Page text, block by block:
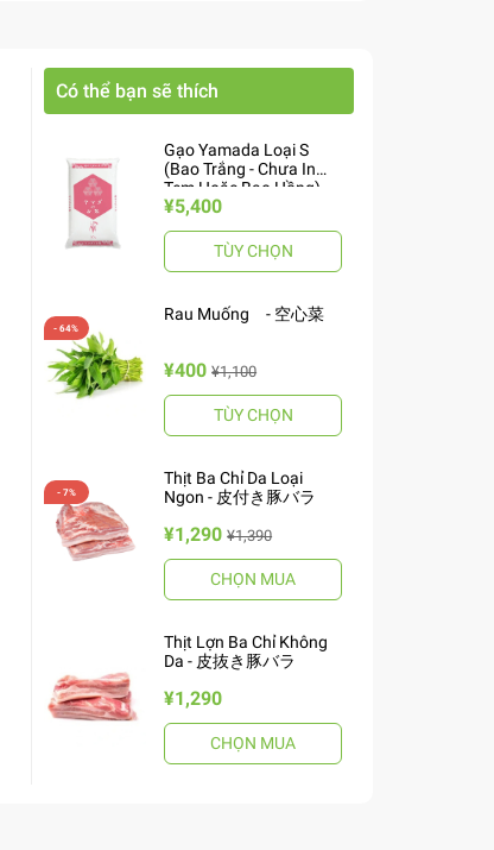
Có thể bạn sẽ thích
Gạo Yamada Loại S
(Bao Trắng - Chưa In
Tem Hoặc Bao Hồng)
10kg ヤマダお米 S
¥5,400
TÙY CHỌN
Rau Muống - 空心菜
¥400 ¥1,100
TÙY CHỌN
Thịt Ba Chỉ Da Loại
Ngon - 皮付き豚バラ
¥1,290 ¥1,390
CHỌN MUA
Thịt Lợn Ba Chỉ Không
Da - 皮抜き豚バラ
¥1,290
CHỌN MUA